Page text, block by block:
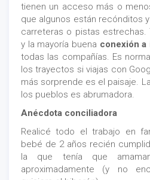
tienen un acceso más o
que algunos están recónditos
carreteras o pistas
y la mayoría buena conexión
todas las compañías. Es
los trayectos si viajas con
más sorprende es el paisaje.
los pueblos es abrumadora.
Anécdota conciliadora
Realicé todo el trabajo en
bebé de 2 años recién
la que tenía que
aproximadamente (y no